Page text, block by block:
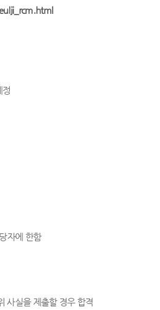
자에 한함
사실을 제출할 경우 합격